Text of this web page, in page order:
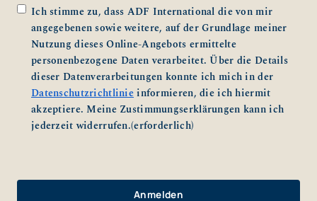
Zustimmung(erforderlich)
Ich stimme zu, dass ADF International die von mir
angegebenen sowie weitere, auf der Grundlage meiner
Nutzung dieses Online-Angebots ermittelte
personenbezogene Daten verarbeitet. Über die Details
dieser Datenverarbeitungen konnte ich mich in der
Datenschutzrichtlinieinformieren, die ich hiermit
akzeptiere. Meine Zustimmungserklärungen kann ich
jederzeit widerrufen.(erforderlich)